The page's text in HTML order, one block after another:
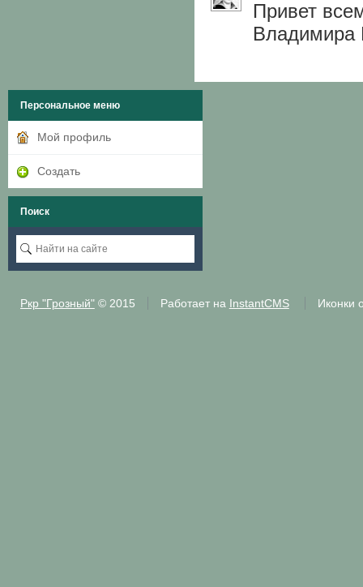
Привет
Владимира
Персональное меню
Мой профиль
Создать
Поиск
Ркр "Грозный"© 2015 Работает на InstantCMS Иконки